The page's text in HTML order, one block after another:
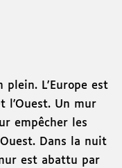
plein. L'Europe est
l'Ouest. Un mur
empêcher les
Dans la nuit
est abattu par